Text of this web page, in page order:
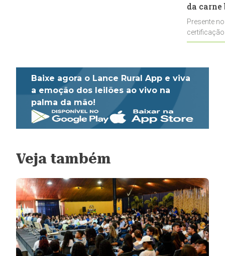
da
Presente
Baixe agora o Lance Rural App e viva
a emoção dos leilões ao vivo na
palma da mão!
Veja também